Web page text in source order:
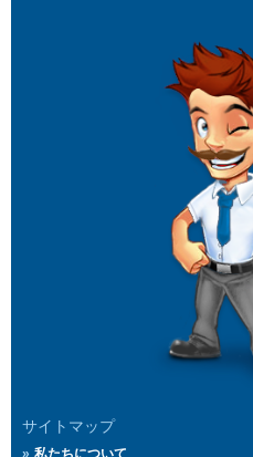
サイトマップ
私たちについて